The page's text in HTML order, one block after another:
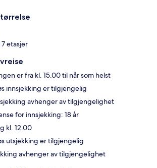
7 etasjer
er fra kl. 15.00 til når som helst
innsjekking er tilgjengelig
avhenger av tilgjengelighet
for innsjekking: 18 år
kl. 12.00
utsjekking er tilgjengelig
avhenger av tilgjengelighet